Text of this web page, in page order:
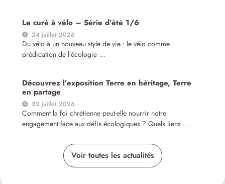
Le curé à vélo – Série d’été 1/6
24 juillet 2026
Du vélo à un nouveau style de vie : le vélo comme
prédication de l’écologie …
Découvrez l’exposition Terre en héritage, Terre
en partage
22 juillet 2026
Comment la foi chrétienne peut-elle nourrir notre
engagement face aux défis écologiques ? Quels liens …
Voir toutes les actualités